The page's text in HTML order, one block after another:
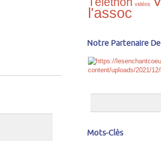
vidéos
l'assoc
Notre Partenaire
Mots-Clès